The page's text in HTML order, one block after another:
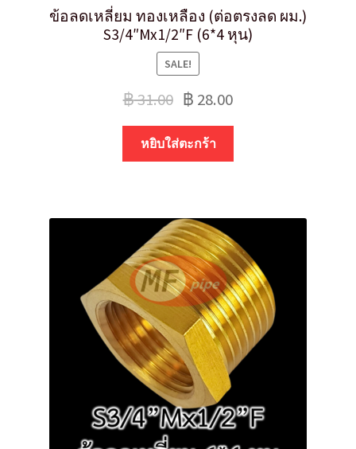
ข้อลดเหลี่ยม ทองเหลือง (ต่อตรงลด ผม.)
S3/4″Mx1/2″F (6*4 หุน)
SALE!
฿31.00 ฿ 28.00
หยิบใส่ตะกร้า